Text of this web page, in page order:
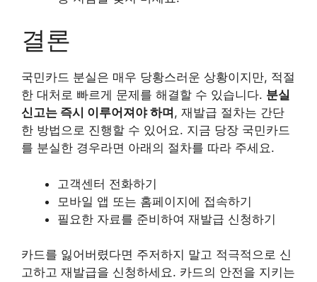
결론
국민카드 분실은 매우 당황스러운 상황이지만, 적절
한 대처로 빠르게 문제를 해결할 수 있습니다. 분실
신고는 즉시 이루어져야 하며 , 재발급 절차는 간단
한 방법으로 진행할 수 있어요. 지금 당장 국민카드
를 분실한 경우라면 아래의 절차를 따라 주세요.
고객센터 전화하기
모바일 앱 또는 홈페이지에 접속하기
필요한 자료를 준비하여 재발급 신청하기
카드를 잃어버렸다면 주저하지 말고 적극적으로 신
고하고 재발급을 신청하세요. 카드의 안전을 지키는